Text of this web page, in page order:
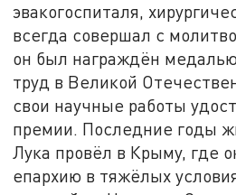
эвакогоспиталя,
всегда совершал с
он был награждён
труд в Великой
свои научные работы
премии. Последние годы
Лука провёл в Крыму, где
епархию в тяжёлых